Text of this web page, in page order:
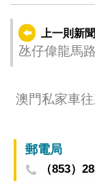
上一則新聞
氹仔偉龍馬
澳門私家車
郵電局
（853）